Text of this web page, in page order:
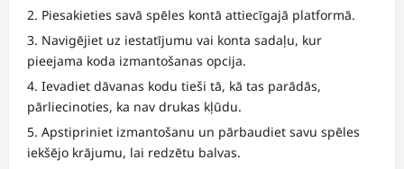
Piesakieties savā spēles kontā attiecīgajā platformā.
Navigējiet uz iestatījumu vai konta sadaļu, kur
pieejama koda izmantošanas opcija.
Ievadiet dāvanas kodu tieši tā, kā tas parādās,
pārliecinoties, ka nav drukas kļūdu.
Apstipriniet izmantošanu un pārbaudiet savu spēles
iekšējo krājumu, lai redzētu balvas.